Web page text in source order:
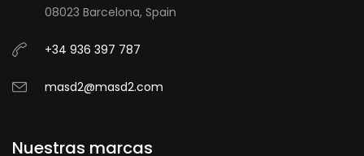
08023 Barcelona, Spain
+34 936 397 787
masd2@masd2.com
Nuestras marcas